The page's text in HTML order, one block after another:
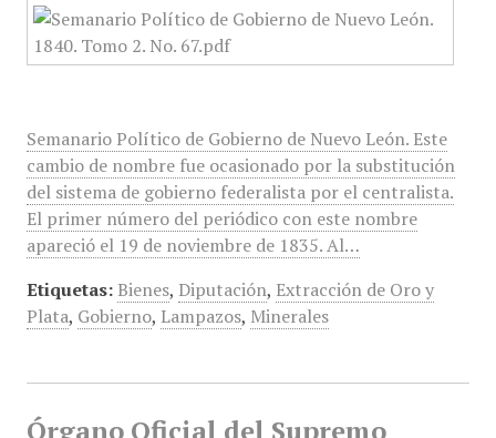
Semanario Político de Gobierno de Nuevo León. Este
cambio de nombre fue ocasionado por la substitución
del sistema de gobierno federalista por el centralista.
El primer número del periódico con este nombre
apareció el 19 de noviembre de 1835. Al…
Etiquetas: Bienes, Diputación, Extracción de Oro y
Plata, Gobierno, Lampazos, Minerales
Órgano Oficial del Supremo